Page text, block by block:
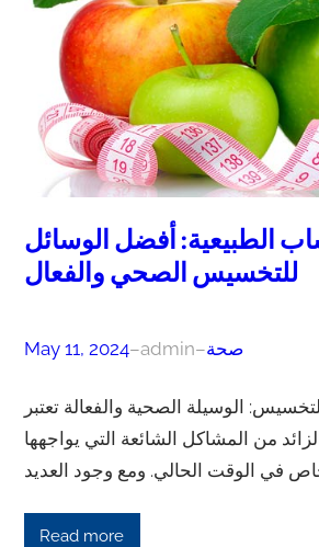
الطبيعية: أفضل الوسائل
للتخسيس الصحي والفعال
May 11, 2024–admin–صحة
الوسيلة الصحية والفعالة تعتبر
من المشاكل الشائعة التي يواجهها
Read more